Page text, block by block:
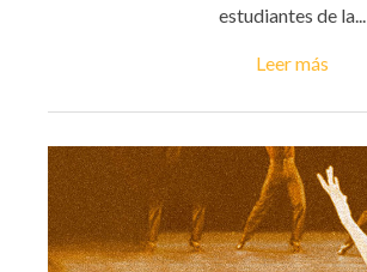
estudiantes de la...
Leer más